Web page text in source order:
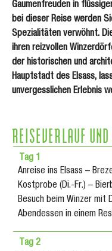
Gaumenfreuden in
bei dieser Reise werden
Spezialitäten verwöhnt.
ihren reizvollen
der historischen und
Hauptstadt des Elsass,
unvergesslichen Erlebnis
REISEVERLAUF
Tag 1
Anreise ins Elsass –
Kostprobe (Di.-Fr.) –
Besuch beim Winzer mit
Abendessen in einem
Tag 2